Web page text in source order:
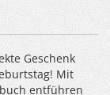
Geschenk
Mit
entführen